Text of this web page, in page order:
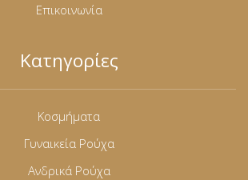
Επικοινωνία
Κατηγορίες
Κοσμήματα
Γυναικεία Ρούχα
Ανδρικά Ρούχα